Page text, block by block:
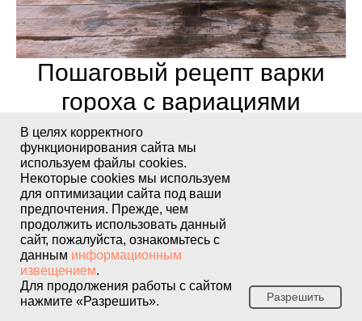
Пошаговый рецепт варки
гороха с вариациями
Каждый рыбак рано или поздно находит
свой идеальный способ приготовления.
Вот универсальный рецепт, который можно
подстроить под конкретные условия ловли:
Замачиваем 500 г цельного гороха в
В целях корректного
функционирования сайта мы
используем файлы cookies.
Некоторые cookies мы используем
для оптимизации сайта под ваши
предпочтения. Прежде, чем
продолжить использовать данный
сайт, пожалуйста, ознакомьтесь с
данным информационным
извещением.
Для продолжения работы с сайтом
нажмите «Разрешить».
Разрешить